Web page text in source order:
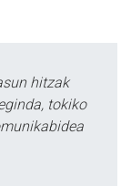
hitzak
tokiko